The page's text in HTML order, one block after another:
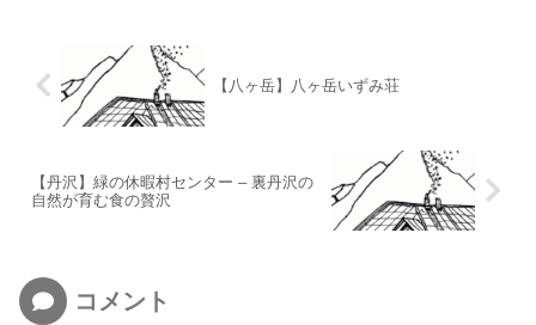
【八ヶ岳】八ヶ岳いずみ荘
【丹沢】緑の休暇村センター – 裏丹沢の
自然が育む食の贅沢
コメント